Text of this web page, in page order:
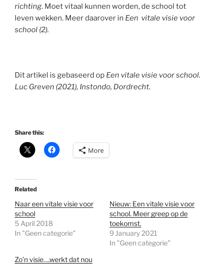
richting. Moet vitaal kunnen worden, de school tot
leven wekken. Meer daarover in Een vitale visie voor
school (2).
Dit artikel is gebaseerd op Een vitale visie voor school.
Luc Greven (2021), Instondo, Dordrecht.
Share this:
More
Related
Naar een vitale visie voor
school
5 April 2018
In "Geen categorie"
Nieuw: Een vitale visie voor
school. Meer greep op de
toekomst.
9 January 2021
In "Geen categorie"
Zo’n visie….werkt dat nou